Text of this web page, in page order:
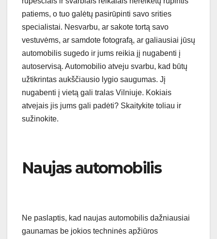
patiems, o tuo galėtų pasirūpinti savo srities
specialistai. Nesvarbu, ar sakote tortą savo
vestuvėms, ar samdote fotografą, ar galiausiai jūsų
automobilis sugedo ir jums reikia jį nugabenti į
autoservisą. Automobilio atveju svarbu, kad būtų
užtikrintas aukščiausio lygio saugumas. Jį
nugabenti į vietą gali tralas Vilniuje. Kokiais
atvejais jis jums gali padėti? Skaitykite toliau ir
sužinokite.
Naujas automobilis
Ne paslaptis, kad naujas automobilis dažniausiai
gaunamas be jokios techninės apžiūros